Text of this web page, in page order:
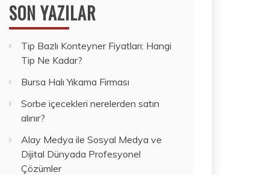
SON YAZILAR
Tip Bazlı Konteyner Fiyatları: Hangi
Tip Ne Kadar?
Bursa Halı Yıkama Firması
Sorbe içecekleri nerelerden satın
alınır?
Alay Medya ile Sosyal Medya ve
Dijital Dünyada Profesyonel
Çözümler